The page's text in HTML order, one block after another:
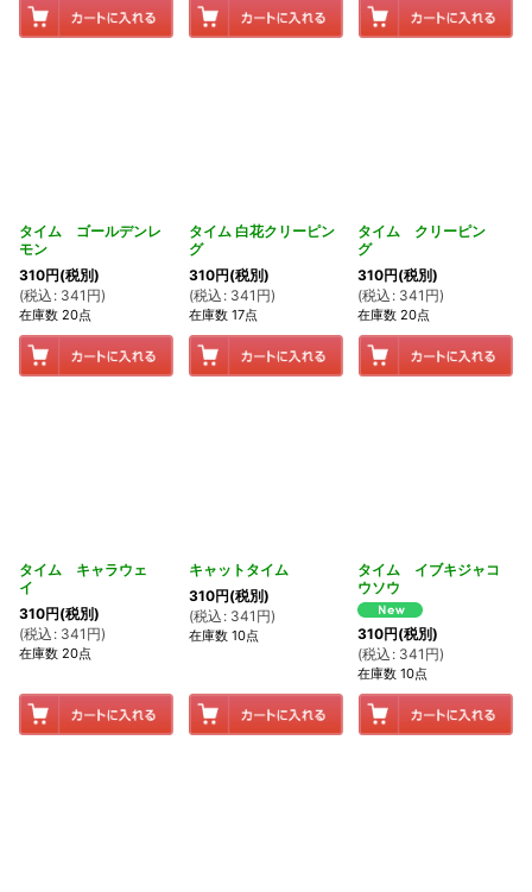
タイム ゴールデンレ
モン
310円(税別)
(税込 : 341 円)
在庫数 20点
タイム 白花クリーピン
グ
310円(税別)
(税込 : 341 円)
在庫数 17点
タイム クリーピン
グ
310円(税別)
(税込 : 341 円)
在庫数 20点
タイム キャラウェ
イ
310円(税別)
(税込 : 341 円)
在庫数 20点
キャットタイム
310円(税別)
(税込 : 341 円)
在庫数 10点
タイム イブキジャコ
ウソウ
310円(税別)
(税込 : 341 円)
在庫数 10点